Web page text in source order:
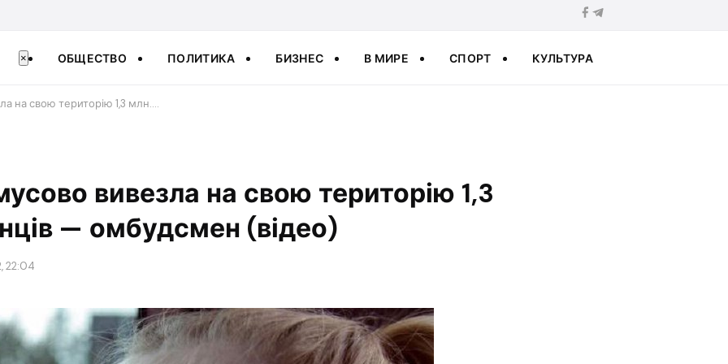
× ОБЩЕСТВО ПОЛИТИКА БИЗНЕС В МИРЕ СПОРТ КУЛЬТУРА
на свою територію 1,3 млн.…
вивезла на свою територію 1,3
— омбудсмен (відео)
22:04